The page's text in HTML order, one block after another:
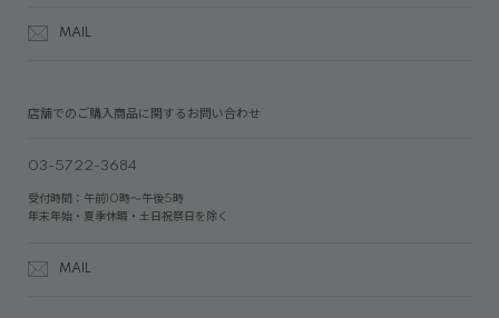
MAIL
店舗でのご購入商品に関するお問い合わせ
03-5722-3684
受付時間：午前10時～午後5時
年末年始・夏季休暇・土日祝祭日を除く
MAIL